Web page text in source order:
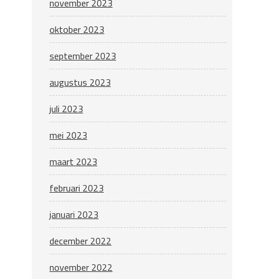
oktober 2023
september 2023
augustus 2023
juli 2023
mei 2023
maart 2023
februari 2023
januari 2023
december 2022
november 2022